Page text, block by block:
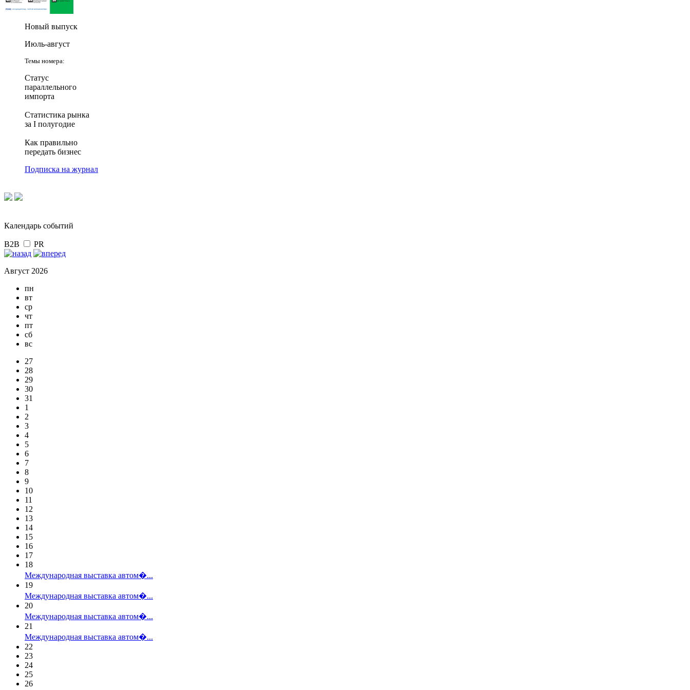
Новый выпуск
Июль-август
Темы номера:
Статус
параллельного
импорта
Статистика рынка
за I полугодие
Как правильно
передать бизнес
Подписка на журнал
Календарь событий
B2B PR
Август 2026
пн
вт
ср
чт
пт
сб
вс
27
28
29
30
31
1
2
3
4
5
6
7
8
9
10
11
12
13
14
15
16
17
18
Международная выставка автом�...
19
Международная выставка автом�...
20
Международная выставка автом�...
21
Международная выставка автом�...
22
23
24
25
26